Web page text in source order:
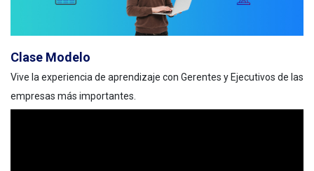
Clase Modelo
Vive la experiencia de aprendizaje con Gerentes y Ejecutivos de las
empresas más importantes.